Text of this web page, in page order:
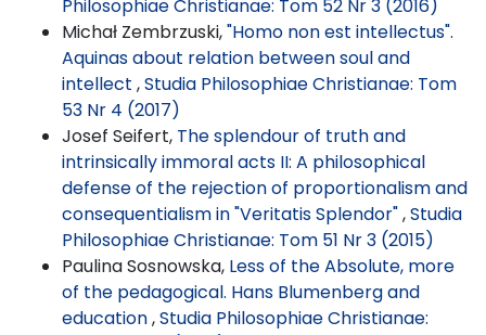
Philosophiae Christianae: Tom 52 Nr 3 (2016)
Michał Zembrzuski,"Homo non est intellectus".
Aquinas about relation between soul and
intellect ,Studia Philosophiae Christianae: Tom
53 Nr 4 (2017)
Josef Seifert, The splendour of truth and
intrinsically immoral acts II: A philosophical
defense of the rejection of proportionalism and
consequentialism in "Veritatis Splendor",Studia
Philosophiae Christianae: Tom 51 Nr 3 (2015)
Paulina Sosnowska, Less of the Absolute, more
of the pedagogical. Hans Blumenberg and
education,Studia Philosophiae Christianae: